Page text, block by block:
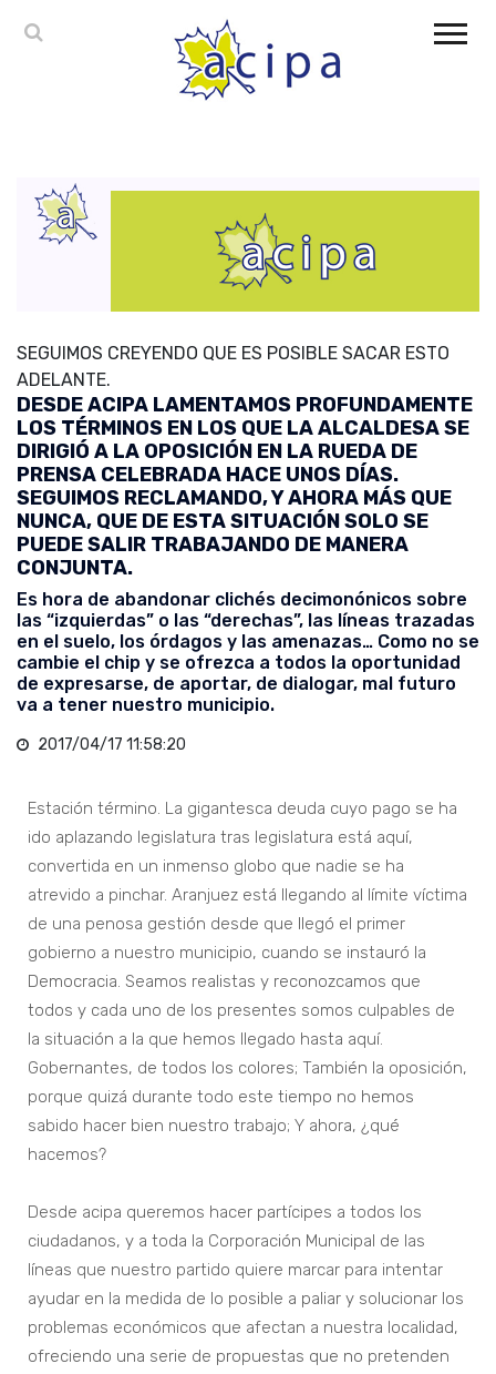
SEGUIMOS CREYENDO QUE ES POSIBLE SACAR ESTO
ADELANTE.
DESDE ACIPA LAMENTAMOS PROFUNDAMENTE
LOS TÉRMINOS EN LOS QUE LA ALCALDESA SE
DIRIGIÓ A LA OPOSICIÓN EN LA RUEDA DE
PRENSA CELEBRADA HACE UNOS DÍAS.
SEGUIMOS RECLAMANDO, Y AHORA MÁS QUE
NUNCA, QUE DE ESTA SITUACIÓN SOLO SE
PUEDE SALIR TRABAJANDO DE MANERA
CONJUNTA.
Es hora de abandonar clichés decimonónicos sobre
las “izquierdas” o las “derechas”, las líneas trazadas
en el suelo, los órdagos y las amenazas… Como no se
cambie el chip y se ofrezca a todos la oportunidad
de expresarse, de aportar, de dialogar, mal futuro
va a tener nuestro municipio.
2017/04/17 11:58:20
Estación término. La gigantesca deuda cuyo pago se ha
ido aplazando legislatura tras legislatura está aquí,
convertida en un inmenso globo que nadie se ha
atrevido a pinchar. Aranjuez está llegando al límite víctima
de una penosa gestión desde que llegó el primer
gobierno a nuestro municipio, cuando se instauró la
Democracia. Seamos realistas y reconozcamos que
todos y cada uno de los presentes somos culpables de
la situación a la que hemos llegado hasta aquí.
Gobernantes, de todos los colores; También la oposición,
porque quizá durante todo este tiempo no hemos
sabido hacer bien nuestro trabajo; Y ahora, ¿qué
hacemos?
Desde acipa queremos hacer partícipes a todos los
ciudadanos, y a toda la Corporación Municipal de las
líneas que nuestro partido quiere marcar para intentar
ayudar en la medida de lo posible a paliar y solucionar los
problemas económicos que afectan a nuestra localidad,
ofreciendo una serie de propuestas que no pretenden